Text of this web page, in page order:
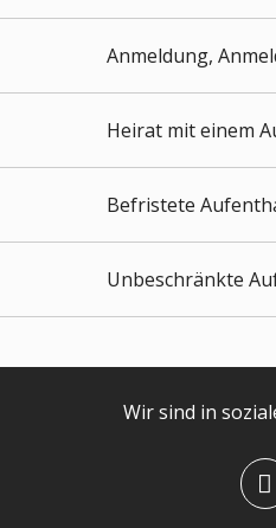
Anmeldung,
Heirat mit einem
Befristete
Unbeschränkte
Wir sind in